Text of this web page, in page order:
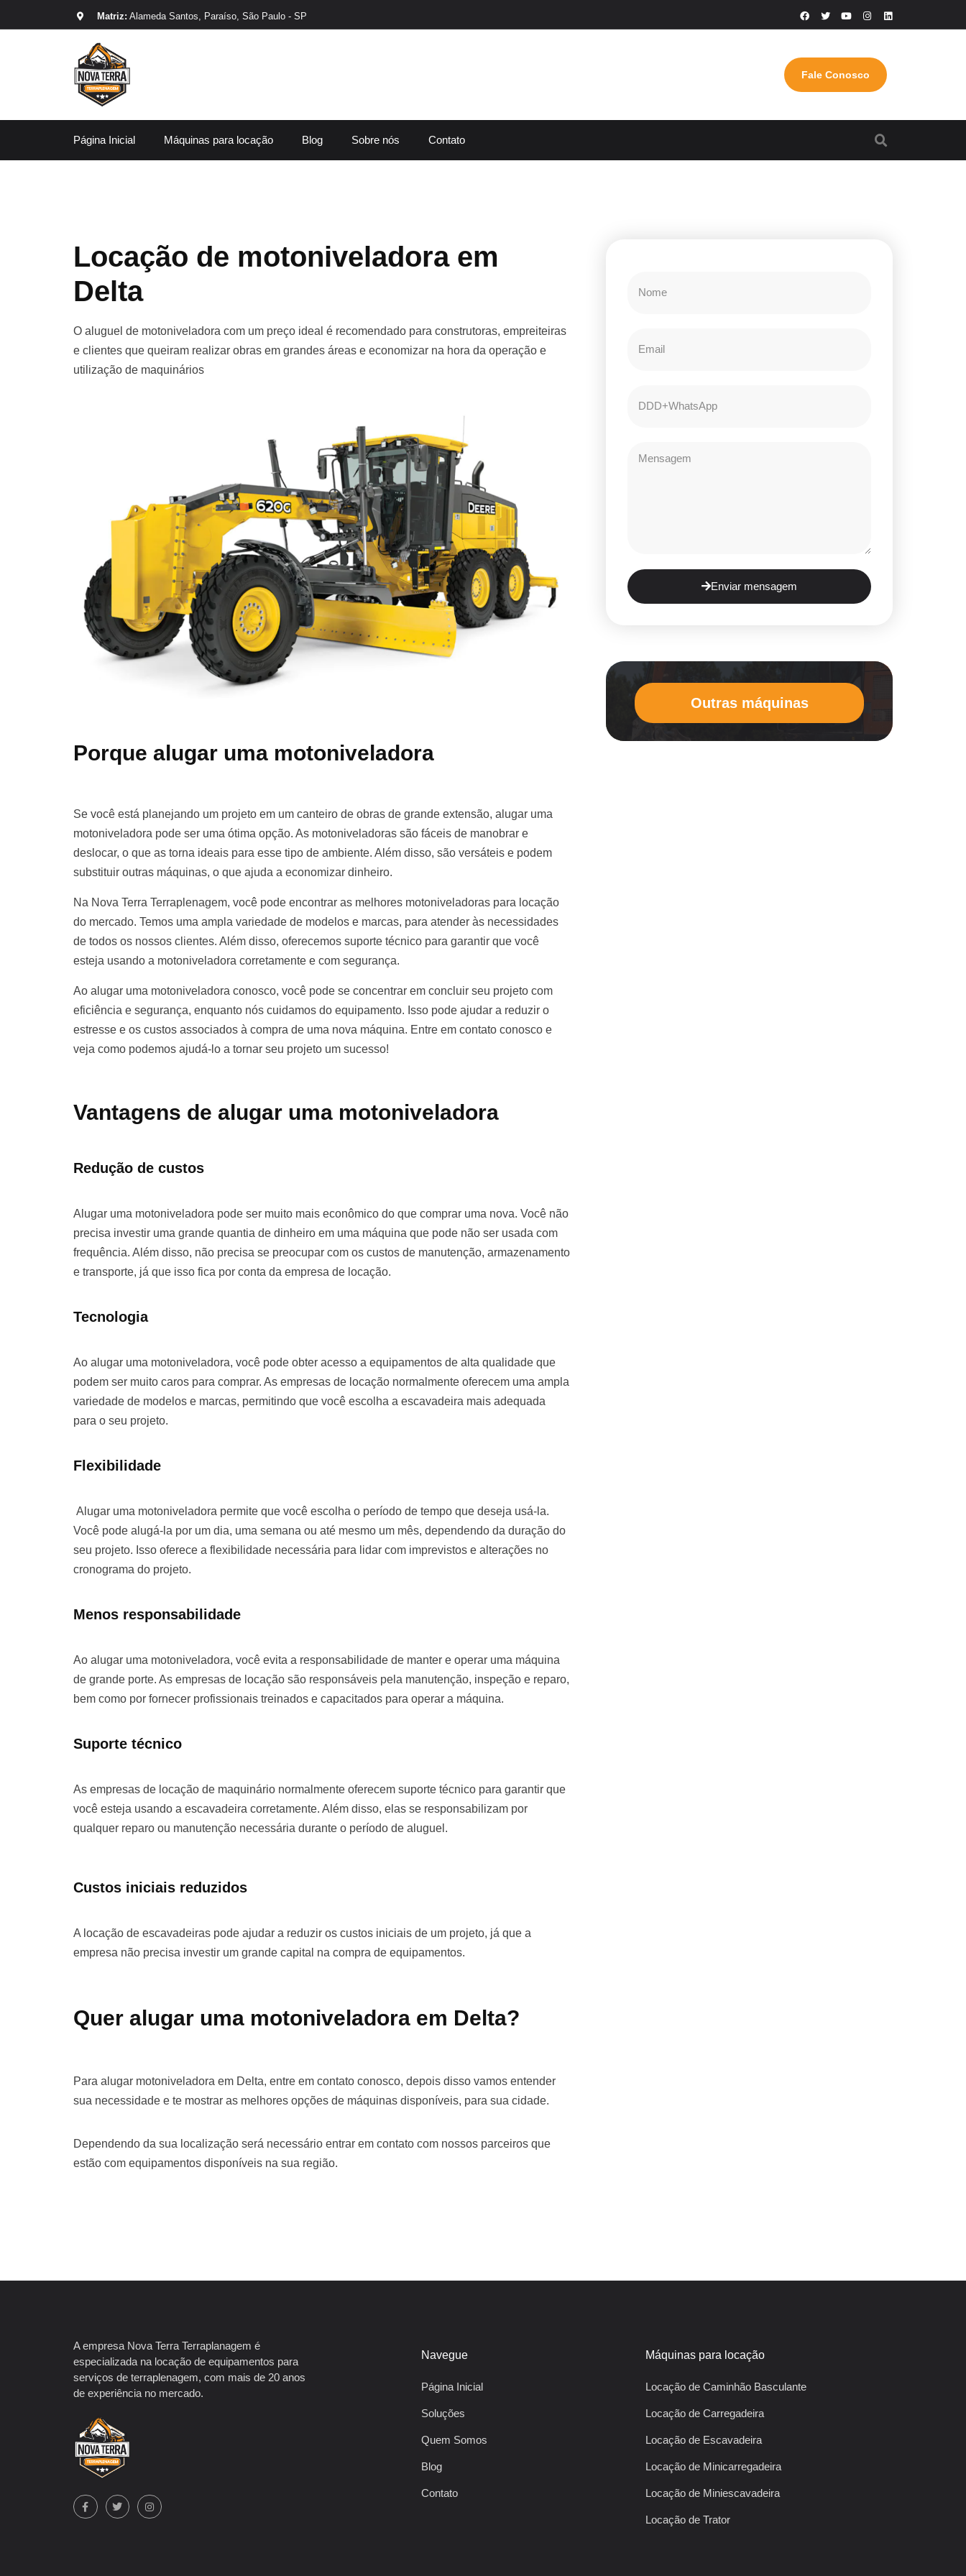
Matriz: Alameda Santos, Paraíso, São Paulo - SP
Fale Conosco
Página Inicial Máquinas para locação Blog Sobre nós Contato
Locação de motoniveladora em
Delta
O aluguel de motoniveladora com um preço ideal é recomendado para construtoras, empreiteiras
e clientes que queiram realizar obras em grandes áreas e economizar na hora da operação e
utilização de maquinários
Porque alugar uma motoniveladora
Se você está planejando um projeto em um canteiro de obras de grande extensão, alugar uma
motoniveladora pode ser uma ótima opção. As motoniveladoras são fáceis de manobrar e
deslocar, o que as torna ideais para esse tipo de ambiente. Além disso, são versáteis e podem
substituir outras máquinas, o que ajuda a economizar dinheiro.
Na Nova Terra Terraplenagem, você pode encontrar as melhores motoniveladoras para locação
do mercado. Temos uma ampla variedade de modelos e marcas, para atender às necessidades
de todos os nossos clientes. Além disso, oferecemos suporte técnico para garantir que você
esteja usando a motoniveladora corretamente e com segurança.
Ao alugar uma motoniveladora conosco, você pode se concentrar em concluir seu projeto com
eficiência e segurança, enquanto nós cuidamos do equipamento. Isso pode ajudar a reduzir o
estresse e os custos associados à compra de uma nova máquina. Entre em contato conosco e
veja como podemos ajudá-lo a tornar seu projeto um sucesso!
Vantagens de alugar uma motoniveladora
Redução de custos
Alugar uma motoniveladora pode ser muito mais econômico do que comprar uma nova. Você não
precisa investir uma grande quantia de dinheiro em uma máquina que pode não ser usada com
frequência. Além disso, não precisa se preocupar com os custos de manutenção, armazenamento
e transporte, já que isso fica por conta da empresa de locação.
Tecnologia
Ao alugar uma motoniveladora, você pode obter acesso a equipamentos de alta qualidade que
podem ser muito caros para comprar. As empresas de locação normalmente oferecem uma ampla
variedade de modelos e marcas, permitindo que você escolha a escavadeira mais adequada
para o seu projeto.
Flexibilidade
Alugar uma motoniveladora permite que você escolha o período de tempo que deseja usá-la.
Você pode alugá-la por um dia, uma semana ou até mesmo um mês, dependendo da duração do
seu projeto. Isso oferece a flexibilidade necessária para lidar com imprevistos e alterações no
cronograma do projeto.
Menos responsabilidade
Ao alugar uma motoniveladora, você evita a responsabilidade de manter e operar uma máquina
de grande porte. As empresas de locação são responsáveis pela manutenção, inspeção e reparo,
bem como por fornecer profissionais treinados e capacitados para operar a máquina.
Suporte técnico
As empresas de locação de maquinário normalmente oferecem suporte técnico para garantir que
você esteja usando a escavadeira corretamente. Além disso, elas se responsabilizam por
qualquer reparo ou manutenção necessária durante o período de aluguel.
Custos iniciais reduzidos
A locação de escavadeiras pode ajudar a reduzir os custos iniciais de um projeto, já que a
empresa não precisa investir um grande capital na compra de equipamentos.
Quer alugar uma motoniveladora em Delta?
Para alugar motoniveladora em Delta, entre em contato conosco, depois disso vamos entender
sua necessidade e te mostrar as melhores opções de máquinas disponíveis, para sua cidade.
Dependendo da sua localização será necessário entrar em contato com nossos parceiros que
estão com equipamentos disponíveis na sua região.
Enviar mensagem
Outras máquinas
A empresa Nova Terra Terraplanagem é
especializada na locação de equipamentos para
serviços de terraplenagem, com mais de 20 anos
de experiência no mercado.
Navegue
Página Inicial
Soluções
Quem Somos
Blog
Contato
Máquinas para locação
Locação de Caminhão Basculante
Locação de Carregadeira
Locação de Escavadeira
Locação de Minicarregadeira
Locação de Miniescavadeira
Locação de Trator